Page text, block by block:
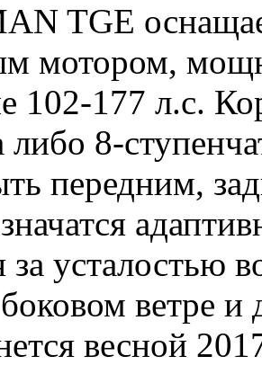
TGE
мотором,
102-177 л.с.
либо 8-
передним,
за усталостью
ветре
весной